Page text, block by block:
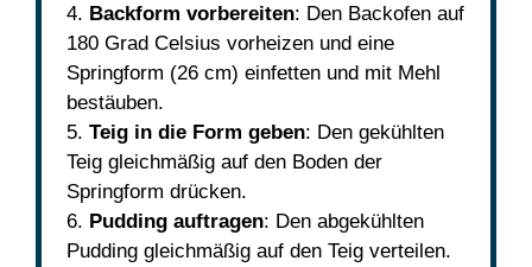
4. Backform vorbereiten: Den Backofen auf
180 Grad Celsius vorheizen und eine
Springform (26 cm) einfetten und mit Mehl
bestäuben.
5.Teig in die Form geben: Den gekühlten
Teig gleichmäßig auf den Boden der
Springform drücken.
6. Pudding auftragen: Den abgekühlten
Pudding gleichmäßig auf den Teig verteilen.